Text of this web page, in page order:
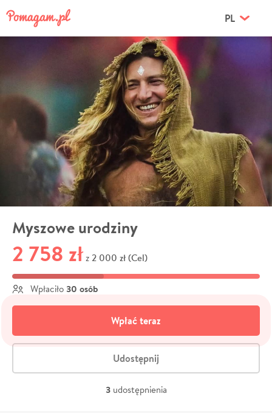
PL
Myszowe urodziny
2 758 zł z 2 000 zł (Cel)
Wpłaciło 30 osób
Wpłać teraz
Udostępnij
3 udostępnienia